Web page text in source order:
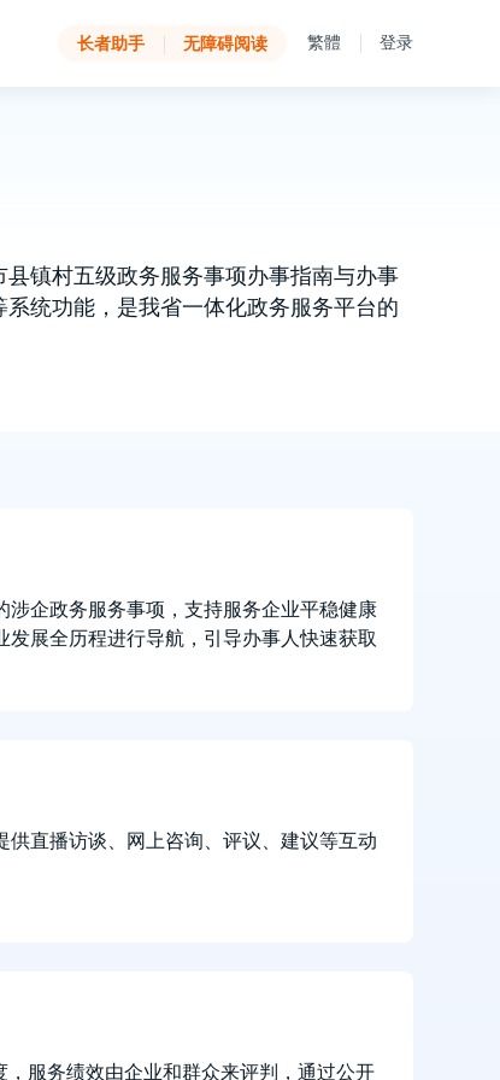
长者助手 无障碍阅读 繁體 登录
镇村五级政务服务事项办事指南与办事
统功能，是我省一体化政务服务平台的
涉企政务服务事项，支持服务企业平稳健康
发展全历程进行导航，引导办事人快速获取
供直播访谈、网上咨询、评议、建议等互动
，服务绩效由企业和群众来评判，通过公开